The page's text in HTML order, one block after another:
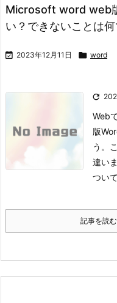
Microsoft word web
い？できないことは何
 2023年12月11日  word

Web
版
う。
違い
つい
記事を読む